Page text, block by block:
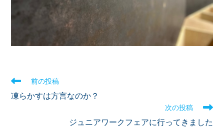
前の投稿
凍らかすは方言なのか？
次の投稿
ジュニアワークフェアに行ってきました